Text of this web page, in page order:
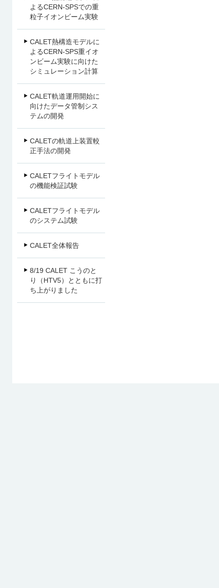
よるCERN-SPSでの重
粒子イオンビーム実験
CALET熱構造モデルに
よるCERN-SPS重イオ
ンビーム実験に向けた
シミュレーション計算
CALET軌道運用開始に
向けたデータ管制シス
テムの開発
CALETの軌道上装置較
正手法の開発
CALETフライトモデル
の機能検証試験
CALETフライトモデル
のシステム試験
CALET全体報告
8/19 CALET こうのと
り（HTV5）とともに打
ち上がりました